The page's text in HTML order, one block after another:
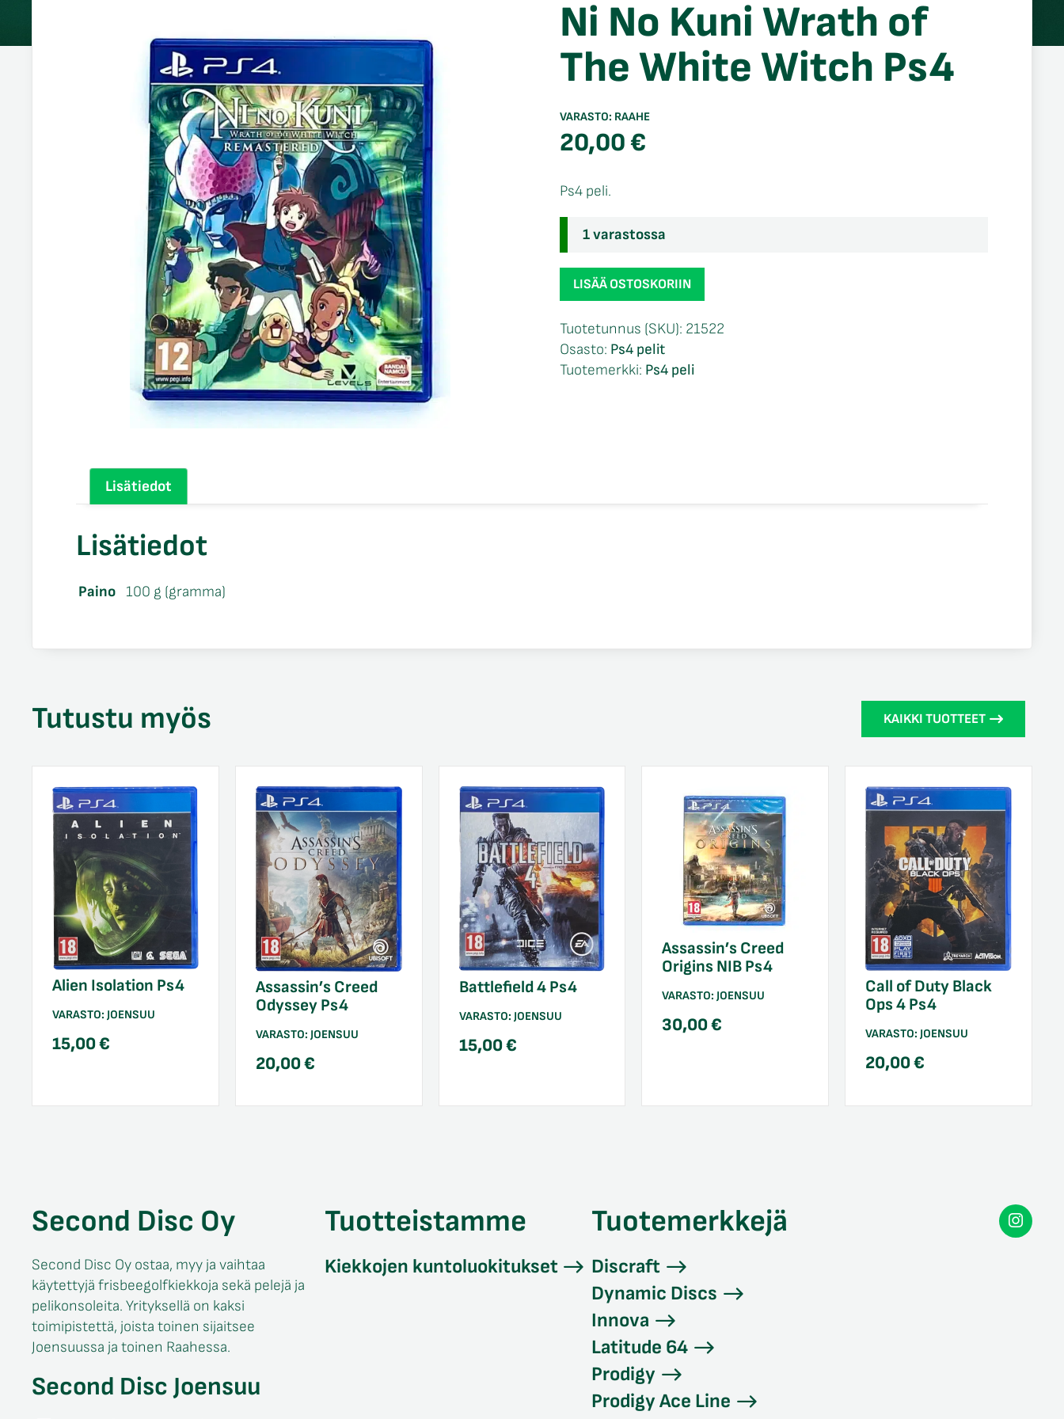
Ni No Kuni Wrath of
The White Witch Ps4
VARASTO: RAAHE
20,00€
Ps4 peli.
1 varastossa
No
Wrath
of
The
LISÄÄ OSTOSKORIIN
Tuotetunnus (SKU): 21522
Osasto: Ps4 pelit
Tuotemerkki: Ps4 peli
Lisätiedot
Lisätiedot
Paino 100 g (gramma)
Tutustu myös KAIKKI TUOTTEET
Alien Isolation Ps4
VARASTO: JOENSUU
15,00€
Assassin’s Creed
Odyssey Ps4
VARASTO: JOENSUU
20,00€
Battlefield 4 Ps4
VARASTO: JOENSUU
15,00€
Assassin’s Creed
Origins NIB Ps4
VARASTO:JOENSUU
30,00€
Call of Duty Black
Ops 4 Ps4
VARASTO:JOENSUU
20,00€
Second Disc Oy
Second Disc Oy ostaa, myy ja vaihtaa
käytettyjä frisbeegolfkiekkoja sekä pelejä ja
pelikonsoleita. Yrityksellä on kaksi
toimipistettä, joista toinen sijaitsee
Joensuussa ja toinen Raahessa.
Second Disc Joensuu
Tuotteistamme
Kiekkojen kuntoluokitukset
Tuotemerkkejä
Discraft
Dynamic Discs
Innova
Latitude 64
Prodigy
Prodigy Ace Line